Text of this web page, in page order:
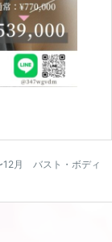
予約
12月 バスト・ボディ